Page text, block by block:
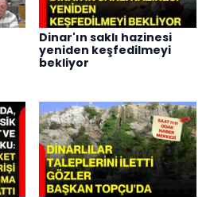
Dinar'ın saklı hazinesi
yeniden keşfedilmeyi
bekliyor